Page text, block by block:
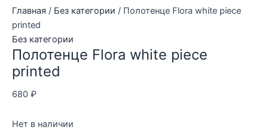
Главная / Без категории / Полотенце Flora white piece
printed
Без категории
Полотенце Flora white piece
printed
680 ₽
Нет в наличии